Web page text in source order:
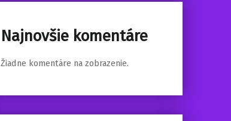
Najnovšie komentáre
Žiadne komentáre na zobrazenie.